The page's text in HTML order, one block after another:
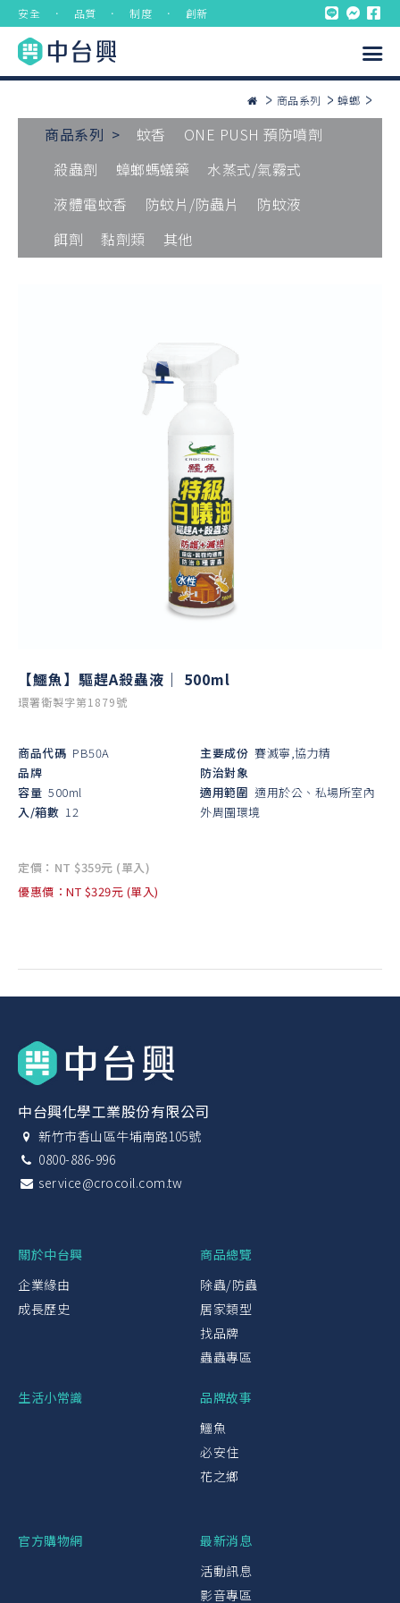
安全 ． 品質 ． 制度 ． 創新
商品系列 蟑螂
商品系列 > 蚊香
ONE PUSH 預防噴劑
殺蟲劑
蟑螂螞蟻藥
水蒸式/氣霧式
液體電蚊香
防蚊片/防蟲片
防蚊液
餌劑
黏劑類 其他
【鱷魚】驅趕A殺蟲液｜ 500ml
環署衛製字第1879號
商品代碼 PB50A
品牌
容量 500ml
入/箱數 12
主要成份 賽滅寧,協力精
防治對象
適用範圍 適用於公、私場所室內
外周圍環境
定價：NT $359元 (單入)
優惠價：NT $329元 (單入)
中台興化學工業股份有限公司
新竹市香山區牛埔南路105號
0800-886-996
service@crocoil.com.tw
關於中台興
企業緣由
成長歷史
商品總覽
除蟲/防蟲
居家類型
找品牌
蟲蟲專區
生活小常識
品牌故事
鱷魚
必安住
花之鄉
官方購物網
最新消息
活動訊息
影音專區